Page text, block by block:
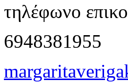
τηλέφωνο
6948381955